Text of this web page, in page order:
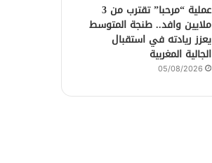
عملية “مرحبا” تقترب من 3
ملايين وافد.. طنجة المتوسط
يعزز ريادته في استقبال
الجالية المغربية
05/08/2026